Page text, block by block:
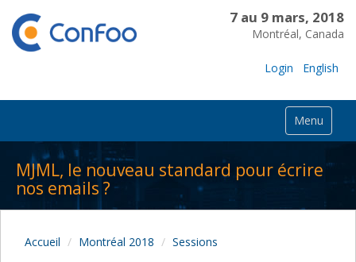
7 au 9 mars, 2018
Montréal, Canada
Login English
Menu
MJML, le nouveau standard pour écrire
nos emails ?
Accueil Montréal 2018 Sessions